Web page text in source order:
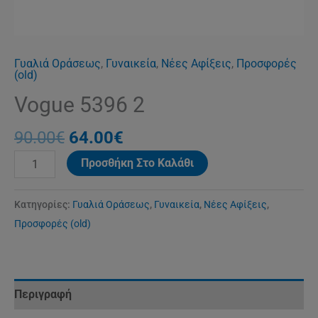
Γυαλιά Οράσεως, Γυναικεία, Νέες Αφίξεις, Προσφορές
(old)
Vogue 5396 2
90.00€ 64.00€
Προσθήκη Στο Καλάθι
Κατηγορίες: Γυαλιά Οράσεως, Γυναικεία, Νέες Αφίξεις,
Προσφορές (old)
Περιγραφή